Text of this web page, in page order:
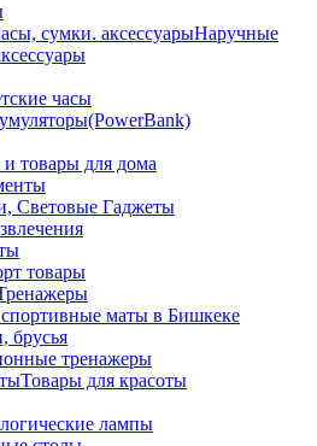
Наручные
часы
товары для дома
Световые Гаджеты
товары
маты в Бишкеке
брусья
тренажеры
Товары для красоты
лампы